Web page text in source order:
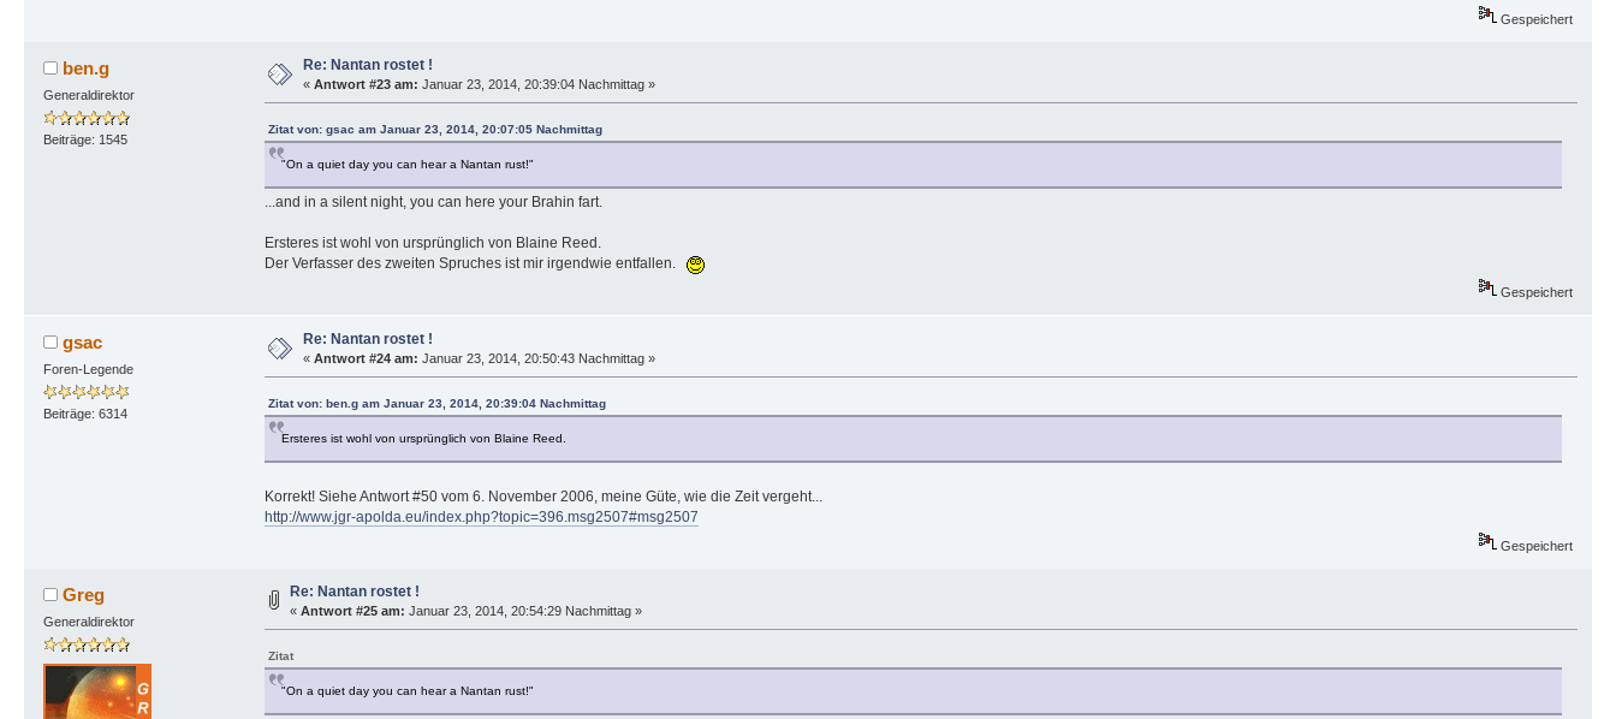
Gespeichert
ben.g
Generaldirektor
Beiträge: 1545
Re: Nantan rostet !
« Antwort #23 am: Januar 23, 2014, 20:39:04 Nachmittag »
Zitat von: gsac am Januar 23, 2014, 20:07:05 Nachmittag
"On a quiet day you can hear a Nantan rust!"
...and in a silent night, you can here your Brahin fart.
Ersteres ist wohl von ursprünglich von Blaine Reed.
Der Verfasser des zweiten Spruches ist mir irgendwie entfallen.
Gespeichert
gsac
Foren-Legende
Beiträge: 6314
Re: Nantan rostet !
« Antwort #24 am: Januar 23, 2014, 20:50:43 Nachmittag »
Zitat von: ben.g am Januar 23, 2014, 20:39:04 Nachmittag
Ersteres ist wohl von ursprünglich von Blaine Reed.
Korrekt! Siehe Antwort #50 vom 6. November 2006, meine Güte, wie die Zeit vergeht...
http://www.jgr-apolda.eu/index.php?topic=396.msg2507#msg2507
Gespeichert
Greg
Generaldirektor
Re: Nantan rostet !
« Antwort #25 am: Januar 23, 2014, 20:54:29 Nachmittag »
Zitat
"On a quiet day you can hear a Nantan rust!"